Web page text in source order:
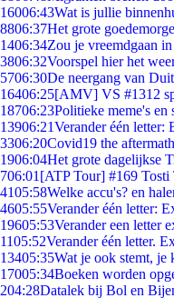
16006:43Wat is jullie
8806:37Het grote
1406:34Zou je vreemdgaan
3806:32Voorspel hier het
5706:30De neergang van
16406:25[AMV] VS #1312
18706:23Politieke meme's en
13906:21Verander één letter:
3306:20Covid19 the
1906:04Het grote dagelijkse
706:01 [ATP Tour] #169
4105:58Welke accu's? en
4605:55Verander één letter:
19605:53Verander een letter
1105:52Verander één letter.
13405:35Wat je ook stemt,
17005:34Boeken worden
204:28Datalek bij Bol en